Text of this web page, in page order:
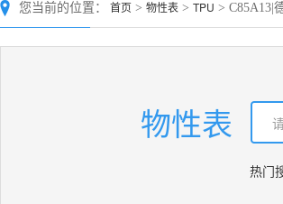
您当前的位置： 首页 > 物性表 > TPU > C85A13|
物性表
热门